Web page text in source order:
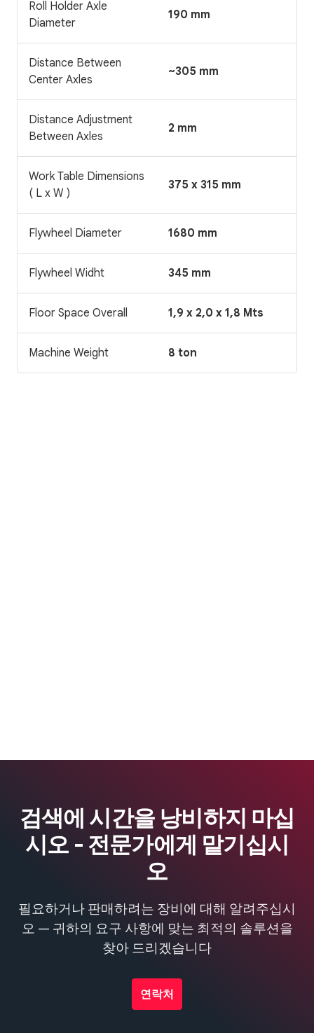
Roll Holder Axle
Diameter
190 mm
Distance Between
Center Axles
~305 mm
Distance Adjustment
Between Axles
2 mm
Work Table Dimensions
( L x W )
375 x 315 mm
Flywheel Diameter 1680 mm
Flywheel Widht 345 mm
Floor Space Overall 1,9 x 2,0 x 1,8 Mts
Machine Weight 8 ton
검색에 시간을 낭비하지 마십
시오 - 전문가에게 맡기십시
오
필요하거나 판매하려는 장비에 대해 알려주십시
오 — 귀하의 요구 사항에 맞는 최적의 솔루션을
찾아 드리겠습니다
연락처